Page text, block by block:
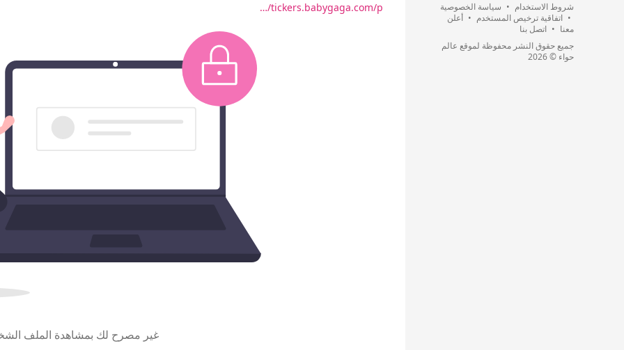
شروط الاستخدام • سياسة الخصوصية
• اتفاقية ترخيص المستخدم • أعلن
معنا • اتصل بنا
جميع حقوق النشر محفوظة لموقع عالم
حواء © 2026
tickers.babygaga.com/p/…
غير مصرح لك بمشاهدة الملف